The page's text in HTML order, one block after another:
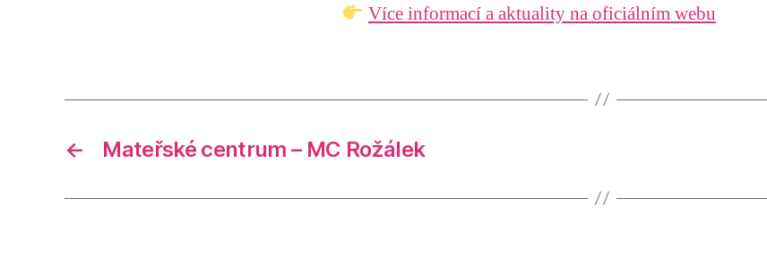
Více informací a aktuality na oficiálním webu
← Mateřské centrum – MC Rožálek